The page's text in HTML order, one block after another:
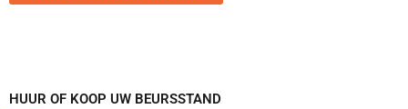
HUUR OF KOOP UW BEURSSTAND